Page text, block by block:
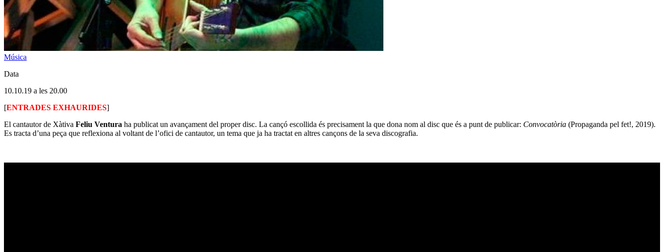
Música
Data
10.10.19 a les 20.00
[ENTRADES EXHAURIDES]
El cantautor de Xàtiva Feliu Ventura ha publicat un avançament del proper disc. La cançó escollida és precisament la que dona nom al disc que és a punt de publicar: Convocatòria (Propaganda pel fet!, 2019).
Es tracta d’una peça que reflexiona al voltant de l’ofici de cantautor, un tema que ja ha tractat en altres cançons de la seva discografia.